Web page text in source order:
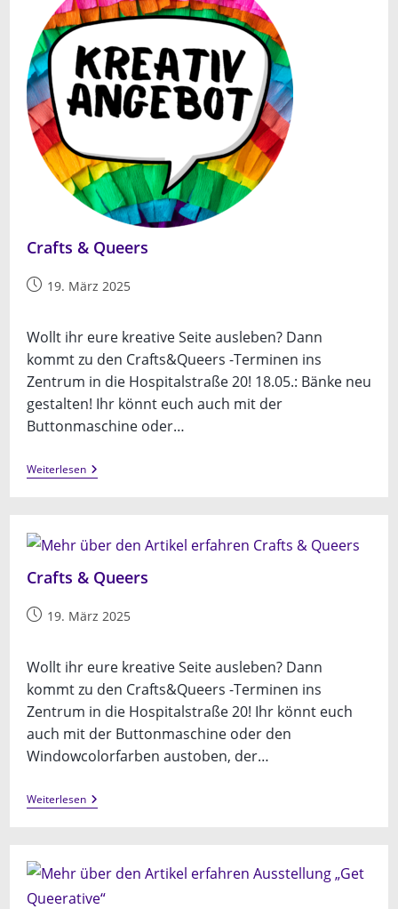
Crafts & Queers
Beitrag19. März 2025
Wollt ihr eure kreative Seite ausleben? Dann
kommt zu den Crafts&Queers -Terminen ins
Zentrum in die Hospitalstraße 20! 18.05.: Bänke neu
gestalten! Ihr könnt euch auch mit der
Buttonmaschine oder…
WeiterlesenCrafts
&
Crafts & Queers
Beitrag19. März 2025
Wollt ihr eure kreative Seite ausleben? Dann
kommt zu den Crafts&Queers -Terminen ins
Zentrum in die Hospitalstraße 20! Ihr könnt euch
auch mit der Buttonmaschine oder den
Windowcolorfarben austoben, der…
WeiterlesenCrafts
&